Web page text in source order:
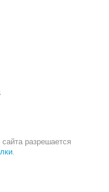
разрешается